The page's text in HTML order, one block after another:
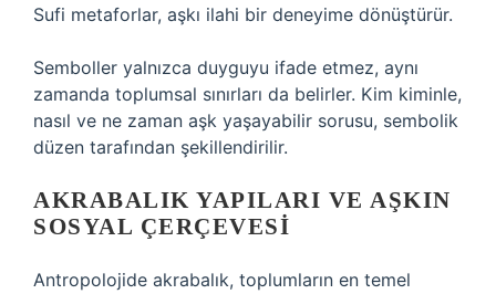
Sufi metaforlar, aşkı ilahi bir deneyime dönüştürür.
Semboller yalnızca duyguyu ifade etmez, aynı
zamanda toplumsal sınırları da belirler. Kim kiminle,
nasıl ve ne zaman aşk yaşayabilir sorusu, sembolik
düzen tarafından şekillendirilir.
AKRABALIK YAPILARI VE AŞKIN
SOSYAL ÇERÇEVESI
Antropolojide akrabalık, toplumların en temel